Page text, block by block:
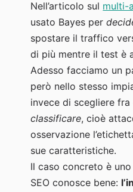
rendono
meno
della
loro
posizione
Nell’articolo sul multi-
usato Bayes per
spostare il traffico
di più mentre il test è
Adesso facciamo un
però nello stesso
invece di scegliere
classificare, cioè
osservazione
sue caratteristiche.
Il caso concreto è
SEO conosce bene: